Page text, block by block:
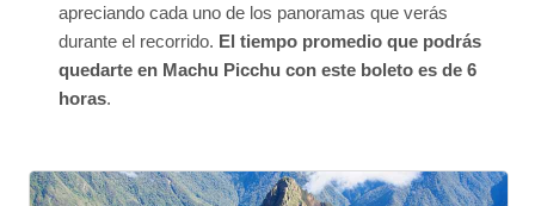
apreciando cada uno de los panoramas que verás
durante el recorrido. El tiempo promedio que podrás
quedarte en Machu Picchu con este boleto es de 6
horas.